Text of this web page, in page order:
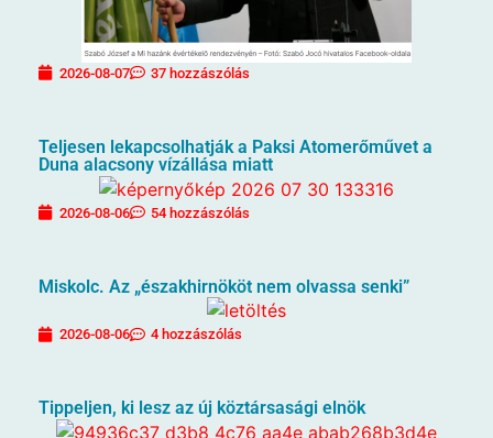
2026-08-07 37 hozzászólás
Teljesen lekapcsolhatják a Paksi Atomerőművet a
Duna alacsony vízállása miatt
2026-08-06 54 hozzászólás
Miskolc. Az „északhirnököt nem olvassa senki”
2026-08-06 4 hozzászólás
Tippeljen, ki lesz az új köztársasági elnök